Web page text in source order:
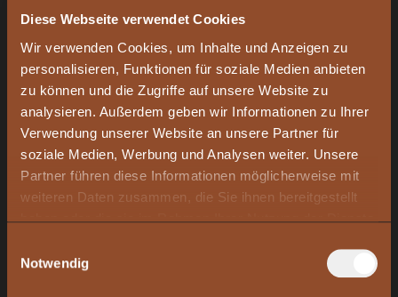
Diese Webseite verwendet Cookies
Wir verwenden Cookies, um Inhalte und Anzeigen zu
personalisieren, Funktionen für soziale Medien anbieten
zu können und die Zugriffe auf unsere Website zu
analysieren. Außerdem geben wir Informationen zu Ihrer
Verwendung unserer Website an unsere Partner für
soziale Medien, Werbung und Analysen weiter. Unsere
Partner führen diese Informationen möglicherweise mit
weiteren Daten zusammen, die Sie ihnen bereitgestellt
haben oder die sie im Rahmen Ihrer Nutzung der Dienste
Notwendig